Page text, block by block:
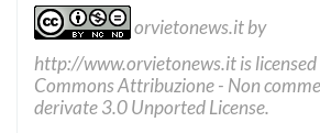
orvietonews.itby
http://www.orvietonews.itis
Commons Attribuzione - Non
derivate 3.0 Unported License.